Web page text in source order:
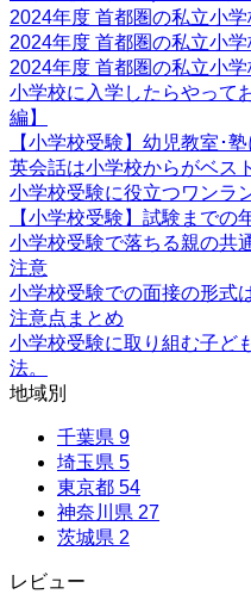
2024年度 首都圏の私立小
2024年度 首都圏の私立小
2024年度 首都圏の私立小
小学校に入学したらやって
編】
【小学校受験】幼児教室･
英会話は小学校からがベス
小学校受験に役立つワンラ
【小学校受験】試験までの
小学校受験で落ちる親の共
注意
小学校受験での面接の形式
注意点まとめ
小学校受験に取り組む子ど
法。
地域別
千葉県 9
埼玉県 5
東京都 54
神奈川県 27
茨城県 2
レビュー